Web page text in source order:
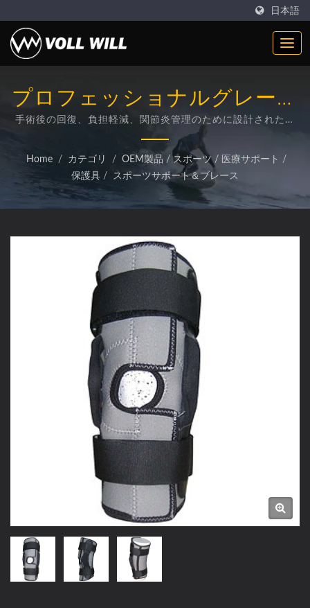
日本語
プロフェッショナルグレード
のオープンパテラ膝サポート
手術後の回復、負担軽減、関節炎管理のために設計された医
療グレードの膝サポートで、プレミアム4mmネオプレン製で
す。
Home / カテゴリ / OEM製品 / スポーツ / 医療サポート /
保護具 / スポーツサポート＆ブレース